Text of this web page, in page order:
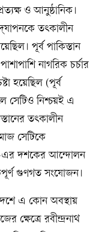
ও আনুষ্ঠানিক।
তৎকালীন
পূর্ব পাকিস্তান
নাগরিক চর্চার
হয়েছিল (পূর্ব
সেটিও নিশ্চয়ই এ
তৎকালীন
সেটিকে
এর দশকের আন্দোলন
গুণগত সংযোজন।
এ কোন অবস্থায়
ক্ষেত্রে রবীন্দ্রনাথ